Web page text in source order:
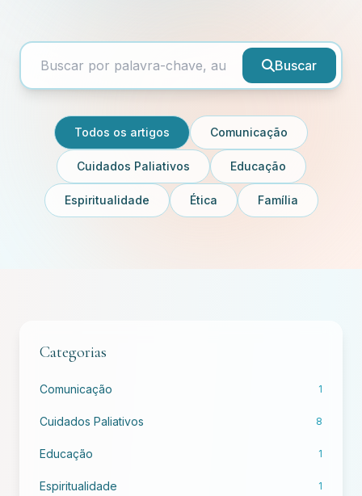
Buscar
Todos os artigos Comunicação
Cuidados Paliativos Educação
Espiritualidade Ética Família
Categorias
Comunicação 1
Cuidados Paliativos 8
Educação 1
Espiritualidade 1